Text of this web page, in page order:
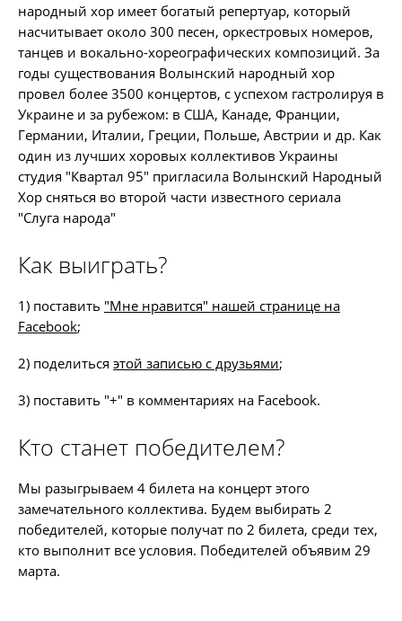
народный хор имеет богатый репертуар, который
насчитывает около 300 песен, оркестровых номеров,
танцев и вокально-хореографических композиций. За
годы существования Волынский народный хор
провел более 3500 концертов, с успехом гастролируя в
Украине и за рубежом: в США, Канаде, Франции,
Германии, Италии, Греции, Польше, Австрии и др. Как
один из лучших хоровых коллективов Украины
студия "Квартал 95" пригласила Волынский Народный
Хор сняться во второй части известного сериала
"Слуга народа"
Как выиграть?
1) поставить "Мне нравится" нашей странице на
Facebook;
2) поделиться этой записью с друзьями;
3) поставить "+" в комментариях на Facebook.
Кто станет победителем?
Мы разыгрываем 4 билета на концерт этого
замечательного коллектива. Будем выбирать 2
победителей, которые получат по 2 билета, среди тех,
кто выполнит все условия. Победителей объявим 29
марта.